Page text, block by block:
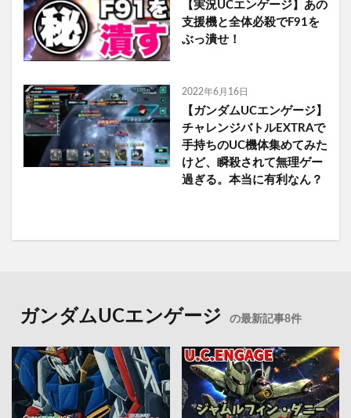
【実況UCエンゲージ】あの
支援機と全体必殺でF91を
ぶっ潰せ！
2022年6月16日
【ガンダムUCエンゲージ】
チャレンジバトルEXTRAで
手持ちのUC機体集めてみた
けど、瞬殺されて無理ゲー
過ぎる。本当に有利なん？
ガンダムUCエンゲージ の最新記事8件